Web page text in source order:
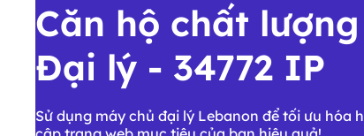
Căn hộ chất
Đại lý - 34772 IP
Sử dụng máy chủ đại lý Lebanon để tối ưu hóa